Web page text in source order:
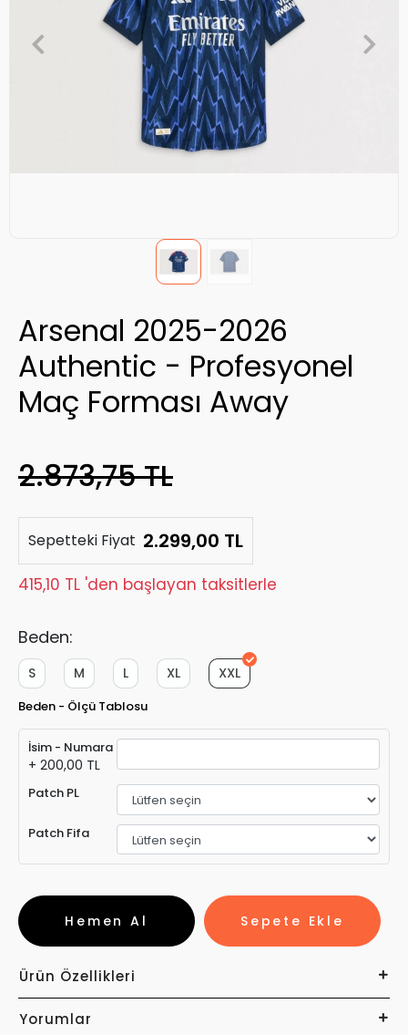
Arsenal 2025-2026
Authentic - Profesyonel
Maç Forması Away
2.873,75 TL
Sepetteki Fiyat 2.299,00 TL
415,10 TL 'den başlayan taksitlerle
Beden:
XXL
XL
L
M
S
Beden - Ölçü Tablosu
İsim - Numara
+ 200,00 TL
Patch PL
Patch Fifa
Sepete Ekle
Hemen Al
Ürün Özellikleri
Yorumlar